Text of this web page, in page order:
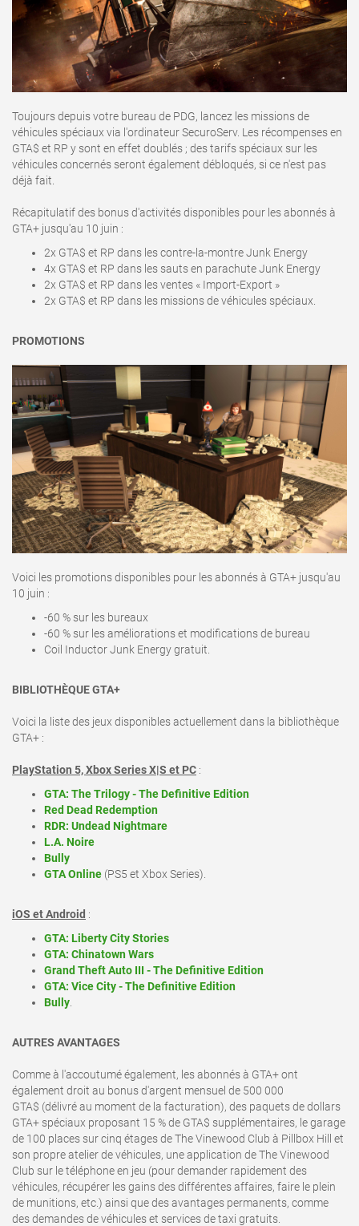
Toujours depuis votre bureau de PDG, lancez les missions de
véhicules spéciaux via l'ordinateur SecuroServ. Les récompenses en
GTA$ et RP y sont en effet doublés ; des tarifs spéciaux sur les
véhicules concernés seront également débloqués, si ce n'est pas
déjà fait.
Récapitulatif des bonus d'activités disponibles pour les abonnés à
GTA+ jusqu'au 10 juin :
2x GTA$ et RP dans les contre-la-montre Junk Energy
4x GTA$ et RP dans les sauts en parachute Junk Energy
2x GTA$ et RP dans les ventes « Import-Export »
2x GTA$ et RP dans les missions de véhicules spéciaux.
PROMOTIONS
Voici les promotions disponibles pour les abonnés à GTA+ jusqu'au
10 juin :
-60 % sur les bureaux
-60 % sur les améliorations et modifications de bureau
Coil Inductor Junk Energy gratuit.
BIBLIOTHÈQUE GTA+
Voici la liste des jeux disponibles actuellement dans la bibliothèque
GTA+ :
PlayStation 5, Xbox Series X|S et PC :
GTA: The Trilogy - The Definitive Edition
Red Dead Redemption
RDR: Undead Nightmare
L.A. Noire
Bully
GTA Online (PS5 et Xbox Series).
iOS et Android :
GTA: Liberty City Stories
GTA: Chinatown Wars
Grand Theft Auto III - The Definitive Edition
GTA: Vice City - The Definitive Edition
Bully
AUTRES AVANTAGES
Comme à l'accoutumé également, les abonnés à GTA+ ont
également droit au bonus d'argent mensuel de 500 000
GTA$ (délivré au moment de la facturation), des paquets de dollars
GTA+ spéciaux proposant 15 % de GTA$ supplémentaires, le garage
de 100 places sur cinq étages de The Vinewood Club à Pillbox Hill et
son propre atelier de véhicules, une application de The Vinewood
Club sur le téléphone en jeu (pour demander rapidement des
véhicules, récupérer les gains des différentes affaires, faire le plein
de munitions, etc.) ainsi que des avantages permanents, comme
des demandes de véhicules et services de taxi gratuits.